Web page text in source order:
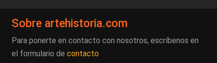
Sobre artehistoria.com
Para ponerte en contacto con nosotros, escríbenos en
el formulario de contacto